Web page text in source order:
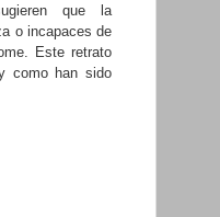
que la
o incapaces de
Este retrato
como han sido